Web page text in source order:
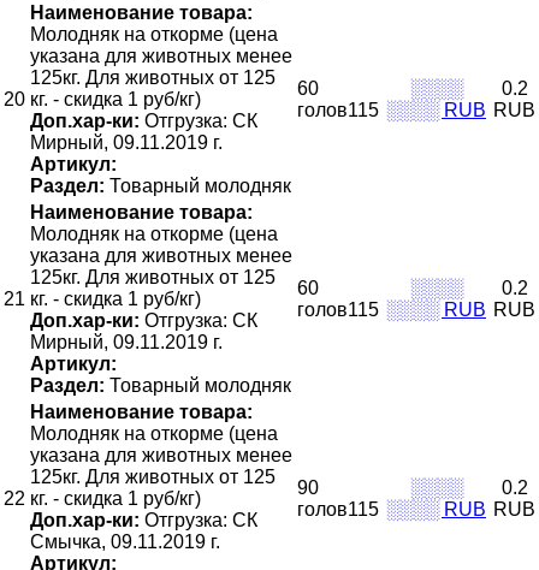
20
Наименование товара:
Молодняк на откорме (цена
указана для животных менее
125кг. Для животных от 125
кг. - скидка 1 руб/кг)
Доп.хар-ки: Отгрузка: СК
Мирный, 09.11.2019 г.
Артикул:
Раздел: Товарный молодняк
60
голов115
░░░░
░░░░ RUB
0.2
RUB
21
Наименование товара:
Молодняк на откорме (цена
указана для животных менее
125кг. Для животных от 125
кг. - скидка 1 руб/кг)
Доп.хар-ки: Отгрузка: СК
Мирный, 09.11.2019 г.
Артикул:
Раздел: Товарный молодняк
60
голов115
░░░░
░░░░ RUB
0.2
RUB
22
Наименование товара:
Молодняк на откорме (цена
указана для животных менее
125кг. Для животных от 125
кг. - скидка 1 руб/кг)
Доп.хар-ки: Отгрузка: СК
Смычка, 09.11.2019 г.
Артикул:
90
голов115
░░░░
░░░░ RUB
0.2
RUB